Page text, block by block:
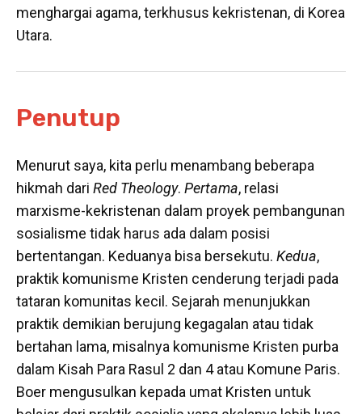
menghargai agama, terkhusus kekristenan, di Korea
Utara.
Penutup
Menurut saya, kita perlu menambang beberapa
hikmah dari Red Theology. Pertama, relasi
marxisme-kekristenan dalam proyek pembangunan
sosialisme tidak harus ada dalam posisi
bertentangan. Keduanya bisa bersekutu. Kedua,
praktik komunisme Kristen cenderung terjadi pada
tataran komunitas kecil. Sejarah menunjukkan
praktik demikian berujung kegagalan atau tidak
bertahan lama, misalnya komunisme Kristen purba
dalam Kisah Para Rasul 2 dan 4 atau Komune Paris.
Boer mengusulkan kepada umat Kristen untuk